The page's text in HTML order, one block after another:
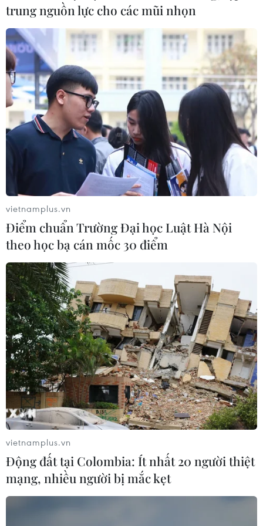
Singapore ghi nhận 3.598 ca mới, nâng tổng số ca mắc
COVID-19 tại nước này lên 169.261 ca; trong khi
Indonesia cũng có thêm 802 ca mắc mới COVID-19
trong ngày 23/10.
COVID-19: Số ca mắc mới tại Lào tiếp tục
tăng cao trong 24 giờ qua
24/10/2021 10:38
Số ca mắc COVID-19 mới tại Lào tiếp tục tăng cao, với
648 ca mới và hai ca tử vong được ghi nhận trong 24
giờ qua, nâng tổng số ca nhiễm virus SAR-CoV-2 tại Lào
lên tới 35.633 ca.
trung nguồn lực cho các mũi nhọn
vietnamplus.vn
Điểm chuẩn Trường Đại học Luật Hà Nội
theo học bạ cán mốc 30 điểm
vietnamplus.vn
Động đất tại Colombia: Ít nhất 20 người thiệt
mạng, nhiều người bị mắc kẹt